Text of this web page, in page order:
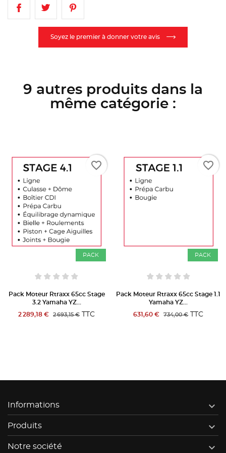
Soyez le premier à donner votre avis
9 autres produits dans la
même catégorie :
PACK
Pack Moteur Rtraxx 65cc Stage
3.2 Yamaha YZ...
2 289,18 €
2 693,15 €TTC
favorite_border
PACK
Pack Moteur Rtraxx 65cc Stage 1.1
Yamaha YZ...
631,60 €
734,00 €TTC
favorite_border
Informations 
Produits 
Notre société 